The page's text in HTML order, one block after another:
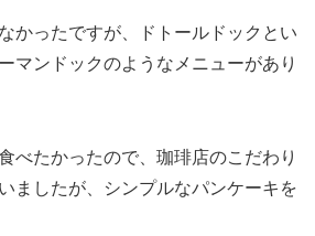
かったですが、ドトールドックとい
マンドックのようなメニューがあり
べたかったので、珈琲店のこだわり
ましたが、シンプルなパンケーキを